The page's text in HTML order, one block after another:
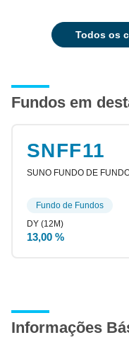
todos os
Fundos em
SNFF11
SUNO FUNDO DE
13,00 %
Fundo de Fundos
Informações